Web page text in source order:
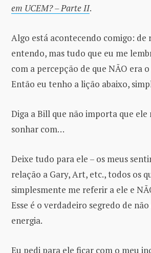
em UCEM? – Parte II.
Algo está acontecendo comigo: de
entendo, mas tudo que eu me
com a percepção de que NÃO era
Então eu tenho a lição abaixo,
Diga a Bill que não importa que ele
sonhar com…
Deixe tudo para ele – os meus
relação a Gary, Art, etc., todos os
simplesmente me referir a ele e
Esse é o verdadeiro segredo de
energia.
Eu pedi para ele ficar com o meu